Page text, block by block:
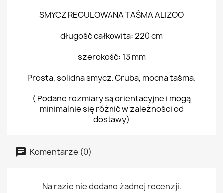
SMYCZ REGULOWANA TAŚMA ALIZOO
długość całkowita: 220 cm
szerokość: 13 mm
Prosta, solidna smycz. Gruba, mocna taśma.
( Podane rozmiary są orientacyjne i mogą
minimalnie się różnić w zależności od
dostawy)
Komentarze (0)
Na razie nie dodano żadnej recenzji.